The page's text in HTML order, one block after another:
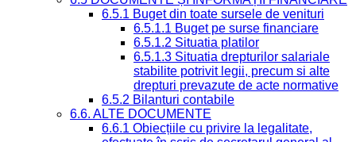
6.5.1 Buget din toate sursele de venituri
6.5.1.1 Buget pe surse financiare
6.5.1.2 Situatia platilor
6.5.1.3 Situatia drepturilor salariale
stabilite potrivit legii, precum si alte
drepturi prevazute de acte normative
6.5.2 Bilanturi contabile
6.6. ALTE DOCUMENTE
6.6.1 Obiecțiile cu privire la legalitate,